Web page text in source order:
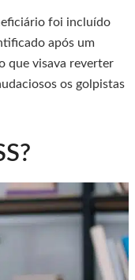
foi incluído
após um
que visava reverter
os golpistas